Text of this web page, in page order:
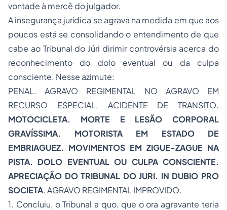
vontade à mercê do julgador.
A insegurança jurídica se agrava na medida em que aos
poucos está se consolidando o entendimento de que
cabe ao Tribunal do Júri dirimir controvérsia acerca do
reconhecimento do dolo eventual ou da culpa
consciente. Nesse azimute:
PENAL. AGRAVO REGIMENTAL NO AGRAVO EM
RECURSO ESPECIAL. ACIDENTE DE TRANSITO.
MOTOCICLETA. MORTE E LESÃO CORPORAL
GRAVÍSSIMA. MOTORISTA EM ESTADO DE
EMBRIAGUEZ. MOVIMENTOS EM ZIGUE-ZAGUE NA
PISTA. DOLO EVENTUAL OU CULPA CONSCIENTE.
APRECIAÇÃO DO TRIBUNAL DO JURI. IN DUBIO PRO
SOCIETA. AGRAVO REGIMENTAL IMPROVIDO.
1. Concluiu, o Tribunal a quo, que o ora agravante teria